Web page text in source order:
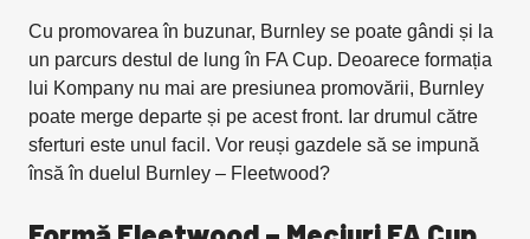
Cu promovarea în buzunar, Burnley se poate gândi și la
un parcurs destul de lung în FA Cup. Deoarece formația
lui Kompany nu mai are presiunea promovării, Burnley
poate merge departe și pe acest front. Iar drumul către
sferturi este unul facil. Vor reuși gazdele să se impună
însă în duelul Burnley – Fleetwood?